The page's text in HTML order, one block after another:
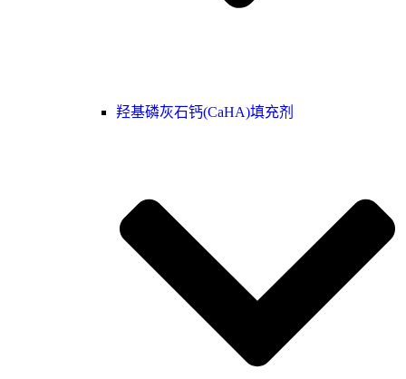
羟基磷灰石钙(CaHA)填充剂